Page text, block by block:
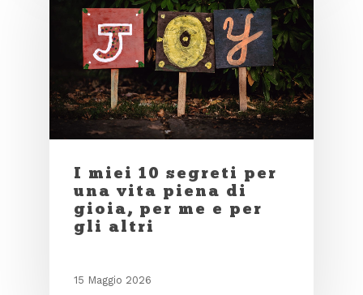
I miei 10 segreti per
una vita piena di
gioia, per me e per
gli altri
15 Maggio 2026